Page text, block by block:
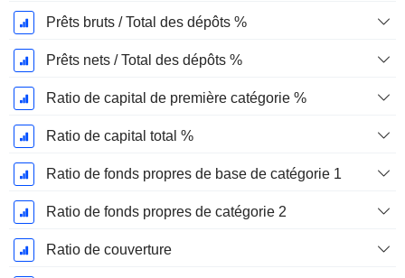
Prêts bruts / Total des dépôts %
Prêts nets / Total des dépôts %
Ratio de capital de première catégorie %
Ratio de capital total %
Ratio de fonds propres de base de catégorie 1
Ratio de fonds propres de catégorie 2
Ratio de couverture